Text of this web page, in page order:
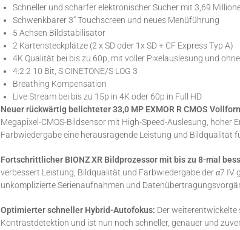
Schneller und scharfer elektronischer Sucher mit 3,69
Schwenkbarer 3“ Touchscreen und neues Menüführung
5 Achsen Bildstabilisator
2 Kartensteckplätze (2 x SD oder 1x SD + CF Express Typ A)
4K Qualität bei bis zu 60p, mit voller Pixelauslesung und
4:2:2 10 Bit, S CINETONE/S LOG 3
Breathing Kompensation
Live Stream bei bis zu 15p in 4K oder 60p in Full HD
Neuer rückwärtig belichteter 33,0 MP EXMOR R CMOS
Megapixel-CMOS-Bildsensor mit High-Speed-Auslesung,
Farbwiedergabe eine herausragende Leistung und Bildqualität
Fortschrittlicher BIONZ XR Bildprozessor mit bis zu 8-mal
verbessert Leistung, Bildqualität und Farbwiedergabe der α7
unkomplizierte Serienaufnahmen und
Optimierter schneller Hybrid-Autofokus: Der
Kontrastdetektion und ist nun noch schneller, genauer und